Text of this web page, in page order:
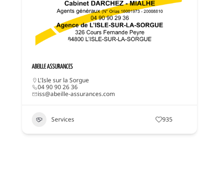
ABEILLE ASSURANCES
L'Isle sur la Sorgue
04 90 90 26 36
iss@abeille-assurances.com
Services 935